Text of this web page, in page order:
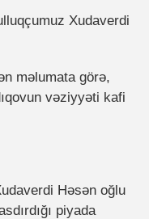
Xudaverdi
məlumata görə,
vəziyyəti kafi
Həsən oğlu
piyada